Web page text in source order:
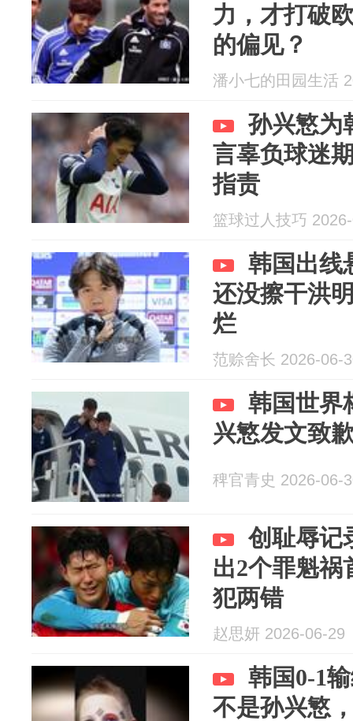
力，才打破
的偏见？
潘小七的田园生活
孙兴慜为
言辜负球迷
指责
篮球过人技巧
韩国出线
还没擦干洪
烂
范赊舍长 2026-06-
韩国世界
兴慜发文致
稗官青史 2026-06-
创耻辱记
出2个罪魁祸
犯两错
赵思妍 2026-06-29
韩国0-1
不是孙兴慜